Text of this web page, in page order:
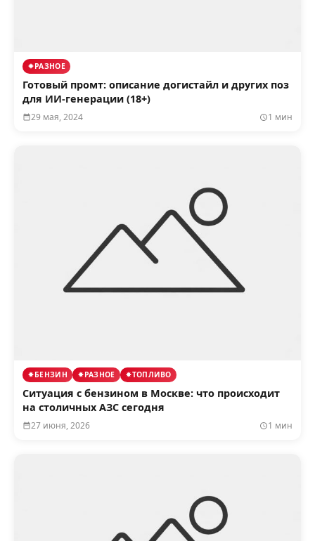
РАЗНОЕ
Готовый промт: описание догистайл и других поз
для ИИ-генерации (18+)
29 мая, 2024 1 мин
БЕНЗИН РАЗНОЕ ТОПЛИВО
Ситуация с бензином в Москве: что происходит
на столичных АЗС сегодня
27 июня, 2026 1 мин